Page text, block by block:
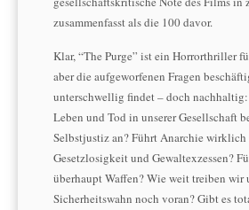
zusammenfasst als die 100 davor.
Klar, “The Purge” ist ein Horrorthriller
aber die aufgeworfenen Fragen
unterschwellig findet – doch nachhaltig:
Leben und Tod in unserer Gesellschaft
Selbstjustiz an? Führt Anarchie wirklich
Gesetzlosigkeit und Gewaltexzessen?
überhaupt Waffen? Wie weit treiben wir
Sicherheitswahn noch voran? Gibt es